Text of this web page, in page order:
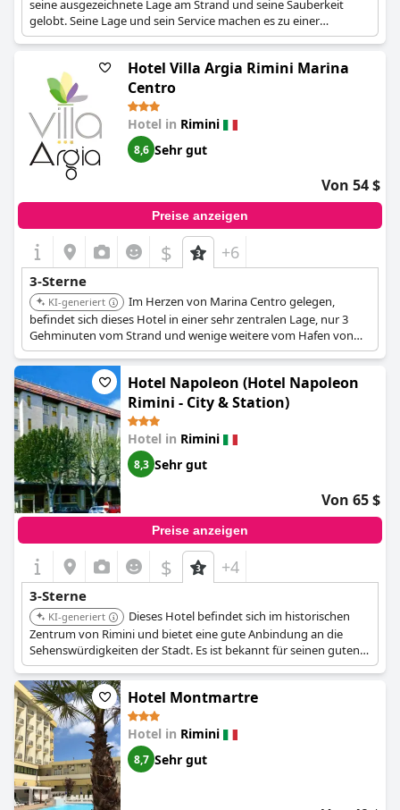
seine ausgezeichnete Lage am Strand und seine Sauberkeit
gelobt. Seine Lage und sein Service machen es zu einer
zuverlässigen Option für diejenigen, die einen komfortablen
Aufenthalt suchen.
Hotel Villa Argia Rimini Marina
Centro
Hotel in Rimini
8,6 Sehr gut
Von 54 $
Preise anzeigen
$ +6
3-Sterne
KI-generiert
Im Herzen von Marina Centro gelegen,
befindet sich dieses Hotel in einer sehr zentralen Lage, nur 3
Gehminuten vom Strand und wenige weitere vom Hafen von
Rimini entfernt.
Hotel Napoleon (Hotel Napoleon
Rimini - City & Station)
Hotel in Rimini
8,3 Sehr gut
Von 65 $
Preise anzeigen
$ +4
3-Sterne
KI-generiert
Dieses Hotel befindet sich im historischen
Zentrum von Rimini und bietet eine gute Anbindung an die
Sehenswürdigkeiten der Stadt. Es ist bekannt für seinen guten
Service und einen komfortablen Aufenthalt.
Hotel Montmartre
Hotel in Rimini
8,7 Sehr gut